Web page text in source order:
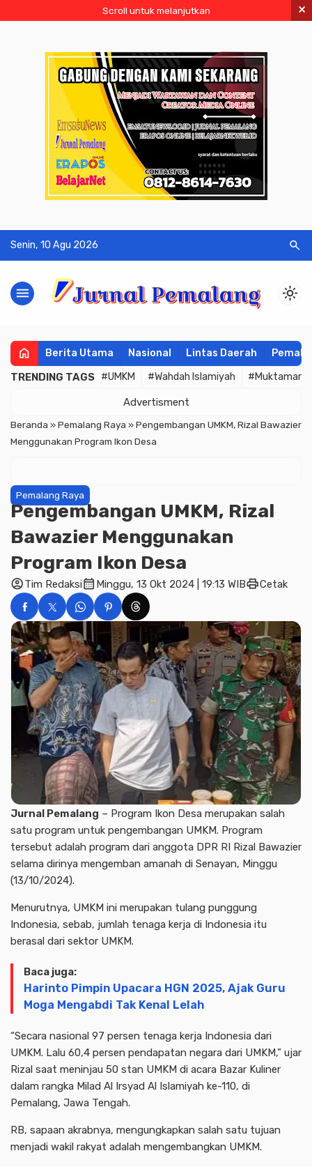
Scroll untuk melanjutkan ×
Senin, 10 Agu 2026 search
menu light_mode
home Berita Utama Nasional Lintas Daerah
TRENDING TAGS #UMKM #Wahdah Islamiyah #Muktamar
Advertisment
Beranda »Pemalang Raya »Pengembangan UMKM, Rizal Bawazier
Menggunakan Program Ikon Desa
Pemalang Raya
Pengembangan UMKM, Rizal
Bawazier Menggunakan
Program Ikon Desa
account_circleTim Redaksicalendar_month Minggu, 13 Okt 2024 | 19:13 WIBprintCetak
Jurnal Pemalang – Program Ikon Desa merupakan salah
satu program untuk pengembangan UMKM. Program
tersebut adalah program dari anggota DPR RI Rizal Bawazier
selama dirinya mengemban amanah di Senayan, Minggu
(13/10/2024).
Menurutnya, UMKM ini merupakan tulang punggung
Indonesia, sebab, jumlah tenaga kerja di Indonesia itu
berasal dari sektor UMKM.
Baca juga:
Harinto Pimpin Upacara HGN 2025, Ajak Guru
Moga Mengabdi Tak Kenal Lelah
“Secara nasional 97 persen tenaga kerja Indonesia dari
UMKM. Lalu 60,4 persen pendapatan negara dari UMKM,” ujar
Rizal saat meninjau 50 stan UMKM di acara Bazar Kuliner
dalam rangka Milad Al Irsyad Al Islamiyah ke-110, di
Pemalang, Jawa Tengah.
RB, sapaan akrabnya, mengungkapkan salah satu tujuan
menjadi wakil rakyat adalah mengembangkan UMKM.